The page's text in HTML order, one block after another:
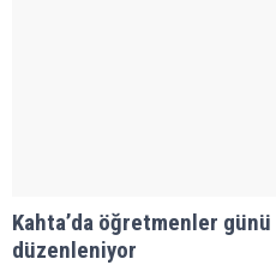
Kahta’da öğretmenler
düzenleniyor